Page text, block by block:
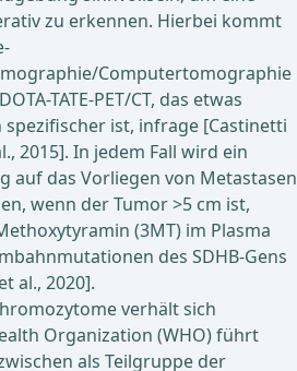
zu erkennen. Hierbei kommt
Computertomographie
TATE-PET/CT, das etwas
ist, infrage [Castinetti
2015]. In jedem Fall wird ein
auf das Vorliegen von Metastasen
wenn der Tumor >5 cm ist,
(3MT) im Plasma
des SDHB-Gens
al., 2020].
verhält sich
Organization (WHO) führt
als Teilgruppe der